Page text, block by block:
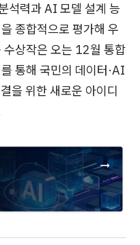
석력과 AI 모델 설계 능
종합적으로 평가해 우
수상작은 오는 12월 통합
통해 국민의 데이터·AI
을 위한 새로운 아이디